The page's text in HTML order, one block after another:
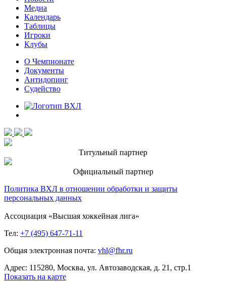
Медиа
Календарь
Таблицы
Игроки
Клубы
О Чемпионате
Документы
Антидопинг
Судейство
Титульный партнер
Официальный партнер
Политика ВХЛ в отношении обработки и защиты
персональных данных
Ассоциация «Высшая хоккейная лига»
Тел: +7 (495) 647-71-11
Общая электронная почта: vhl@fhr.ru
Адрес: 115280, Москва, ул. Автозаводская, д. 21, стр.1
Показать на карте